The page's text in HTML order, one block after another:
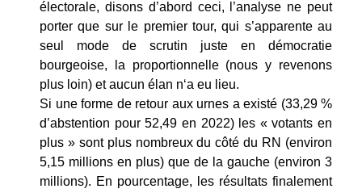
électorale, disons d’abord ceci, l’analyse ne peut
porter que sur le premier tour, qui s’apparente au
seul mode de scrutin juste en démocratie
bourgeoise, la proportionnelle (nous y revenons
plus loin) et aucun élan n‘a eu lieu.
Si une forme de retour aux urnes a existé (33,29 %
d’abstention pour 52,49 en 2022) les « votants en
plus » sont plus nombreux du côté du RN (environ
5,15 millions en plus) que de la gauche (environ 3
millions). En pourcentage, les résultats finalement